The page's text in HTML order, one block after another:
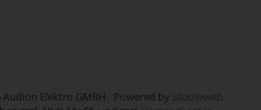
Audion Elektro GMBH. Powered by Studioweb.